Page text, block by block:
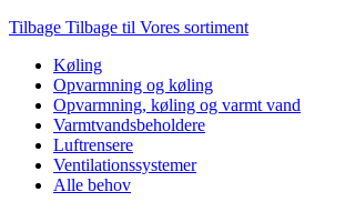
Tilbage Tilbage til Vores sortiment
Køling
Opvarmning og køling
Opvarmning, køling og varmt vand
Varmtvandsbeholdere
Luftrensere
Ventilationssystemer
Alle behov